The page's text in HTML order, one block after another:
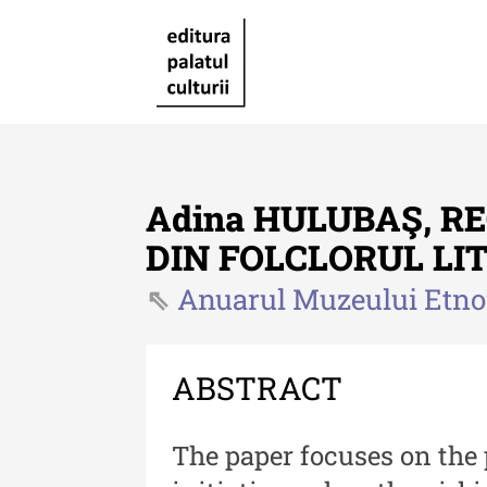
Revista "Cercetări istorice"
XLIV - 2025
XLIII - 2024
Adina HULUBAŞ,
DIN FOLCLORUL
Anuarul Muzeului
ABSTRACT
The paper focuses on